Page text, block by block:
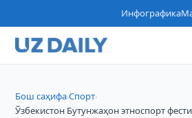
Инфографика
Бош саҳифа›Спорт›
Ўзбекистон Бутунжаҳон этноспорт